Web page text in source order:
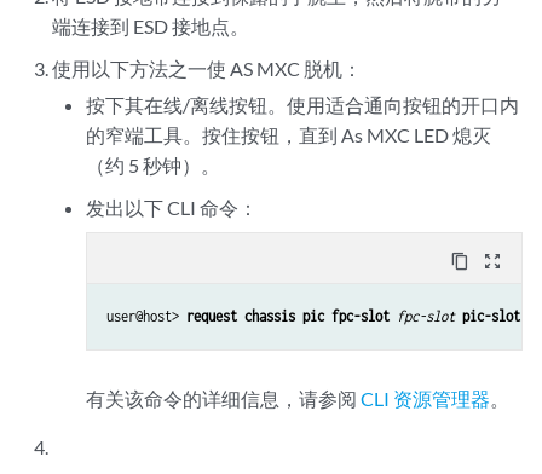
端连接到 ESD 接地点。
使用以下方法之一使 AS MXC 脱机：
按下其在线/离线按钮。使用适合通向按钮的开口内
的窄端工具。按住按钮，直到 As MXC LED 熄灭
（约 5 秒钟）。
发出以下 CLI 命令：
content_copy zoom_out_map
user@host> request chassis pic fpc-slot fpc-slot pic-slot
有关该命令的详细信息，请参阅 CLI 资源管理器。